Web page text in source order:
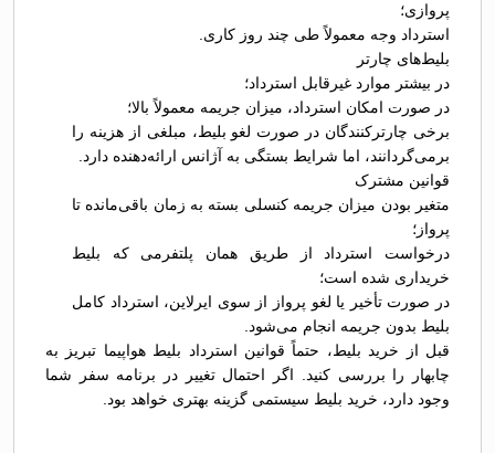
پروازی؛
استرداد وجه معمولاً طی چند روز کاری.
بلیط‌های چارتر
در بیشتر موارد غیرقابل استرداد؛
در صورت امکان استرداد، میزان جریمه معمولاً بالا؛
برخی چارترکنندگان در صورت لغو بلیط، مبلغی از هزینه را
برمی‌گردانند، اما شرایط بستگی به آژانس ارائه‌دهنده دارد.
قوانین مشترک
متغیر بودن میزان جریمه کنسلی بسته به زمان باقی‌مانده تا
پرواز؛
درخواست استرداد از طریق همان پلتفرمی که بلیط
خریداری شده است؛
در صورت تأخیر یا لغو پرواز از سوی ایرلاین، استرداد کامل
بلیط بدون جریمه انجام می‌شود.
قبل از خرید بلیط، حتماً قوانین استرداد بلیط هواپیما تبریز به
چابهار را بررسی کنید. اگر احتمال تغییر در برنامه سفر شما
وجود دارد، خرید بلیط سیستمی گزینه بهتری خواهد بود.